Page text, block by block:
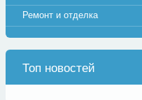
Ремонт и отделка
Топ новостей